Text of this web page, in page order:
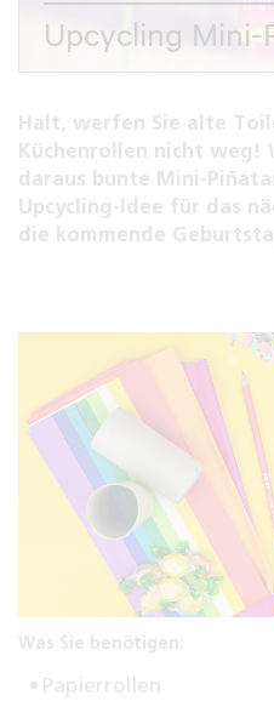
Upcycling Mini-
Halt, werfen Sie alte
Küchenrollen nicht weg!
daraus bunte Mini-
Upcycling-Idee für das
die kommende
Was Sie benötigen:
Papierrollen